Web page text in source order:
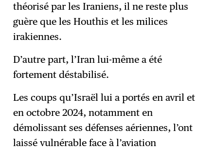
théorisé par les Iraniens, il ne reste plus
guère que les Houthis et les milices
irakiennes.
D’autre part, l’Iran lui-même a été
fortement déstabilisé.
Les coups qu’Israël lui a portés en avril et
en octobre 2024, notamment en
démolissant ses défenses aériennes, l’ont
laissé vulnérable face à l’aviation